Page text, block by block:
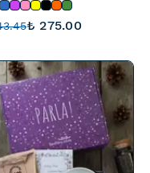
₺ 275.00